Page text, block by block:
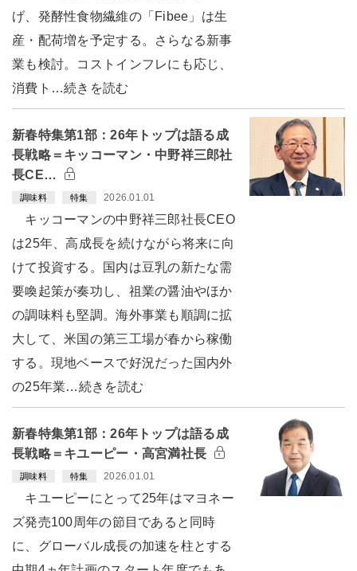
げ、発酵性食物繊維の「Fibee」は生
産・配荷増を予定する。さらなる新事
業も検討。コストインフレにも応じ、
消費ト…続きを読む
新春特集第1部：26年トップは語る成
長戦略＝キッコーマン・中野祥三郎社
長CE…
調味料 特集 2026.01.01
キッコーマンの中野祥三郎社長CEO
は25年、高成長を続けながら将来に向
けて投資する。国内は豆乳の新たな需
要喚起策が奏功し、祖業の醤油やほか
の調味料も堅調。海外事業も順調に拡
大して、米国の第三工場が春から稼働
する。現地ベースで好況だった国内外
の25年業…続きを読む
新春特集第1部：26年トップは語る成
長戦略＝キユーピー・高宮満社長
調味料 特集 2026.01.01
キユーピーにとって25年はマヨネー
ズ発売100周年の節目であると同時
に、グローバル成長の加速を柱とする